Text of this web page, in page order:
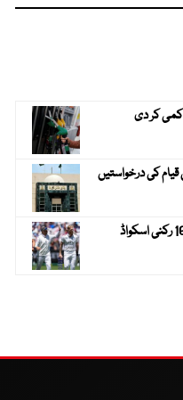
کمی کر دی
کی درخواستیں
پاکستان کیخلاف ٹیسٹ سیریز ، انگلینڈ کا 16 رکنی اسکواڈ